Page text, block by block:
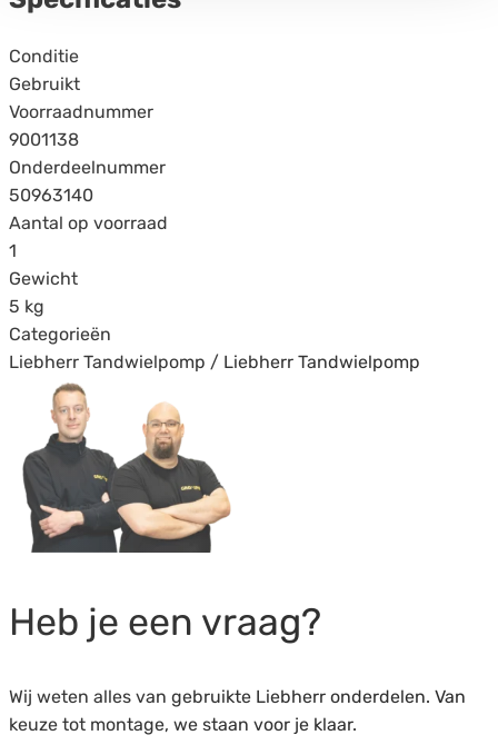
Conditie
Gebruikt
Voorraadnummer
9001138
Onderdeelnummer
50963140
Aantal op voorraad
1
Gewicht
5 kg
Categorieën
Liebherr Tandwielpomp / Liebherr Tandwielpomp
Heb je een vraag?
Wij weten alles van gebruikte Liebherr onderdelen. Van
keuze tot montage, we staan voor je klaar.